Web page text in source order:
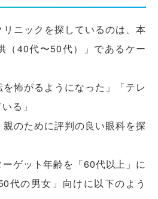
ニックを探しているのは、本
（40代〜50代）」であるケー
を怖がるようになった」「テレ
る」
のために評判の良い眼科を探
ゲット年齢を「60代以上」に
代の男女」向けに以下のよう